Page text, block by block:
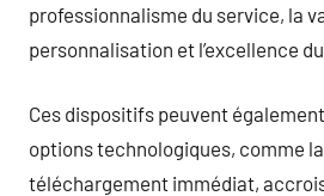
professionnalisme du service, la
personnalisation et l’excellence
Ces dispositifs peuvent
options technologiques, comme
téléchargement immédiat,